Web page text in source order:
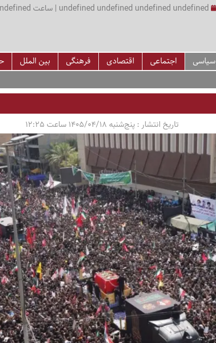
undefined undefined undefined undefined | ساعت undefined:undefined
سیاسی اجتماعی اقتصادی فرهنگی بین الملل
تاریخ انتشار :پنج‌شنبه 1405/04/18 ساعت 12:25